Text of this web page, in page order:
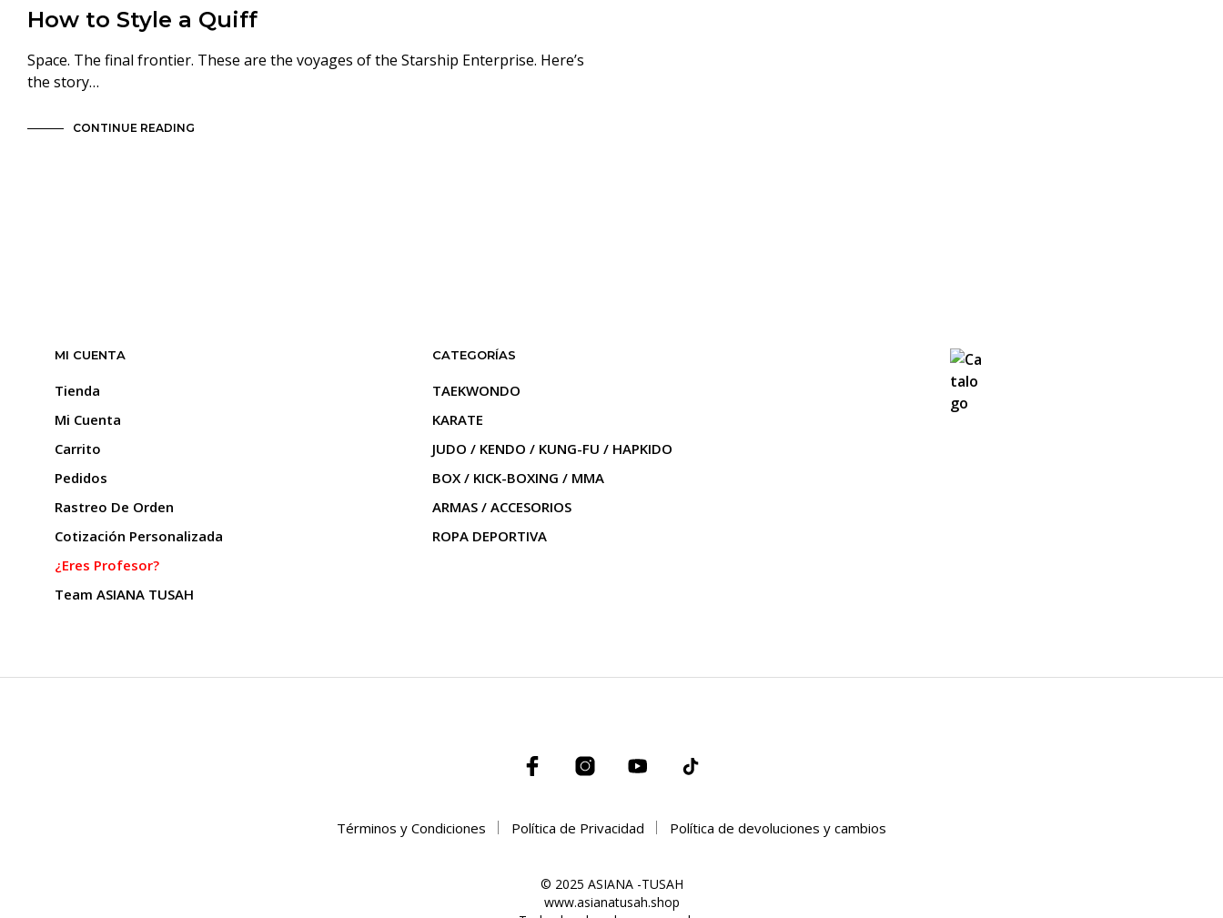
How to Style a Quiff
Space. The final frontier. These are the voyages of the Starship Enterprise. Here’s
the story…
CONTINUE READING
MI CUENTA
Tienda
Mi Cuenta
Carrito
Pedidos
Rastreo De Orden
Cotización Personalizada
¿Eres Profesor?
Team ASIANA TUSAH
CATEGORÍAS
TAEKWONDO
KARATE
JUDO / KENDO / KUNG-FU / HAPKIDO
BOX / KICK-BOXING / MMA
ARMAS / ACCESORIOS
ROPA DEPORTIVA
Términos y Condiciones Política de Privacidad Política de devoluciones y cambios
© 2025 ASIANA -TUSAH
www.asianatusah.shop